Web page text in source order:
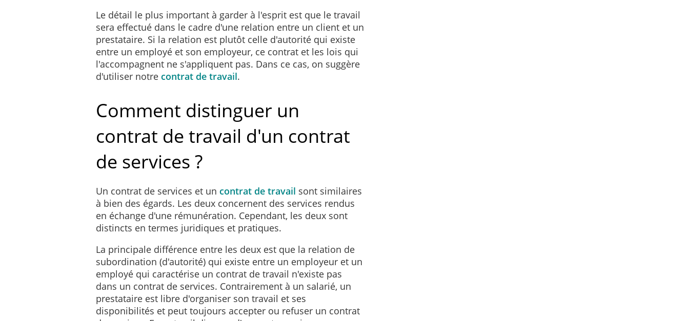
Le détail le plus important à garder à l'esprit est que le travail
sera effectué dans le cadre d'une relation entre un client et un
prestataire. Si la relation est plutôt celle d'autorité qui existe
entre un employé et son employeur, ce contrat et les lois qui
l'accompagnent ne s'appliquent pas. Dans ce cas, on suggère
d'utiliser notre contrat de travail.
Comment distinguer un
contrat de travail d'un contrat
de services ?
Un contrat de services et un contrat de travail sont similaires
à bien des égards. Les deux concernent des services rendus
en échange d'une rémunération. Cependant, les deux sont
distincts en termes juridiques et pratiques.
La principale différence entre les deux est que la relation de
subordination (d'autorité) qui existe entre un employeur et un
employé qui caractérise un contrat de travail n'existe pas
dans un contrat de services. Contrairement à un salarié, un
prestataire est libre d'organiser son travail et ses
disponibilités et peut toujours accepter ou refuser un contrat